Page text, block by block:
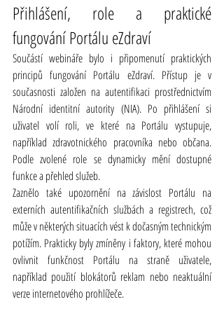
Přihlášení, role a praktické
fungování Portálu eZdraví
Součástí webináře bylo i připomenutí praktických
principů fungování Portálu eZdraví. Přístup je v
současnosti založen na autentifikaci prostřednictvím
Národní identitní autority (NIA). Po přihlášení si
uživatel volí roli, ve které na Portálu vystupuje,
například zdravotnického pracovníka nebo občana.
Podle zvolené role se dynamicky mění dostupné
funkce a přehled služeb.
Zaznělo také upozornění na závislost Portálu na
externích autentifikačních službách a registrech, což
může v některých situacích vést k dočasným technickým
potížím. Prakticky byly zmíněny i faktory, které mohou
ovlivnit funkčnost Portálu na straně uživatele,
například použití blokátorů reklam nebo neaktuální
verze internetového prohlížeče.